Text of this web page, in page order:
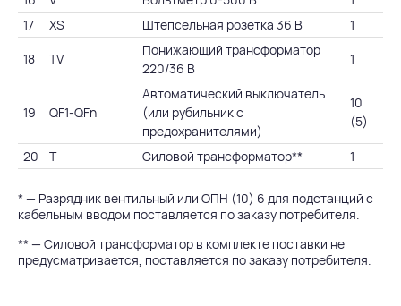
17
XS Штепсельная розетка 36 В
1
18
TV
Понижающий трансформатор
220/36 В
1
19 QF1-QFn
Автоматический выключатель
(или рубильник с
предохранителями)
10
(5)
20 T Силовой трансформатор** 1
* — Разрядник вентильный или ОПН (10) 6 для подстанций с
кабельным вводом поставляется по заказу потребителя.
** — Силовой трансформатор в комплекте поставки не
предусматривается, поставляется по заказу потребителя.